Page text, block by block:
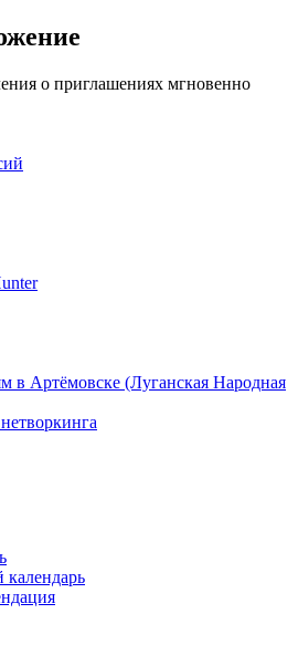
о приглашениях мгновенно
в Артёмовске (Луганская Народная